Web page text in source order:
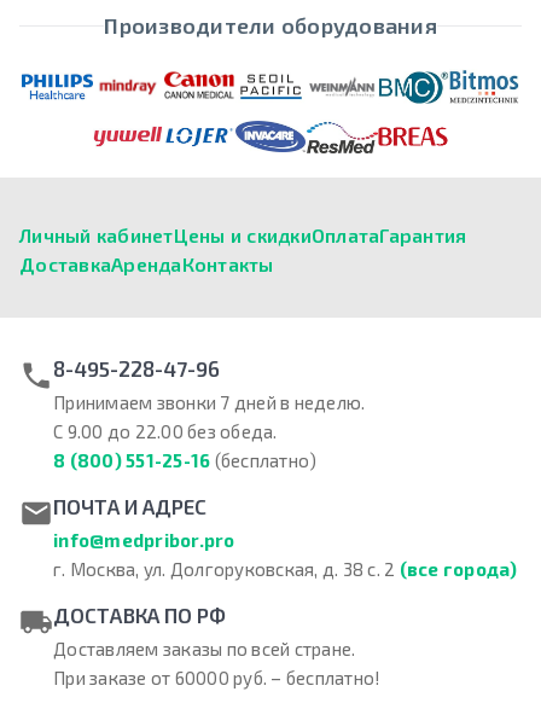
Производители оборудования
Личный кабинетЦены и скидкиОплатаГарантия
ДоставкаАрендаКонтакты
8-495-228-47-96
Принимаем звонки 7 дней в неделю.
С 9.00 до 22.00 без обеда.
8 (800) 551-25-16 (бесплатно)
ПОЧТА И АДРЕС
info@medpribor.pro
г. Москва, ул. Долгоруковская, д. 38 с. 2 (все города)
ДОСТАВКА ПО РФ
Доставляем заказы по всей стране.
При заказе от 60000 руб. – бесплатно!